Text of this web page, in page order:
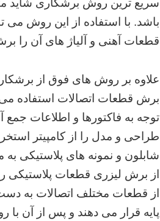
باشد. با استفاده از این روش می
قطعات آهنی و آلیاژ های آن را
علاوه بر روش های فوق از
برش قطعات اتصالات استفاده
توجه به فاکتورها و اطلاعات
طراحی و مدل را از کامپیتر
شابلون و نمونه های پلاستیکی
از برش لیزری قطعات پلاستیکی
از قطعات مختلف اتصالات به
پایه قرار می دهند و پس از آن